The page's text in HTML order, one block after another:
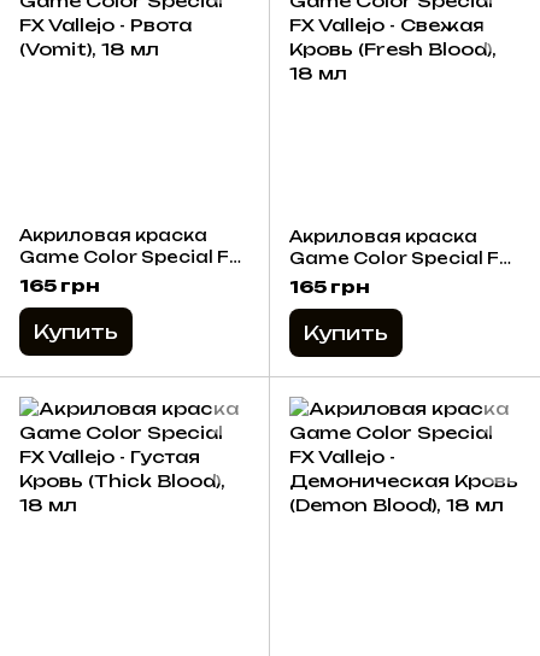
Акриловая краска
Game Color Special FX
Vallejo - Рвота (Vomit),
165 грн
Купить
Акриловая краска
Game Color Special FX
Vallejo - Свежая Кровь
(Fresh Blood), 18 мл
165 грн
Купить